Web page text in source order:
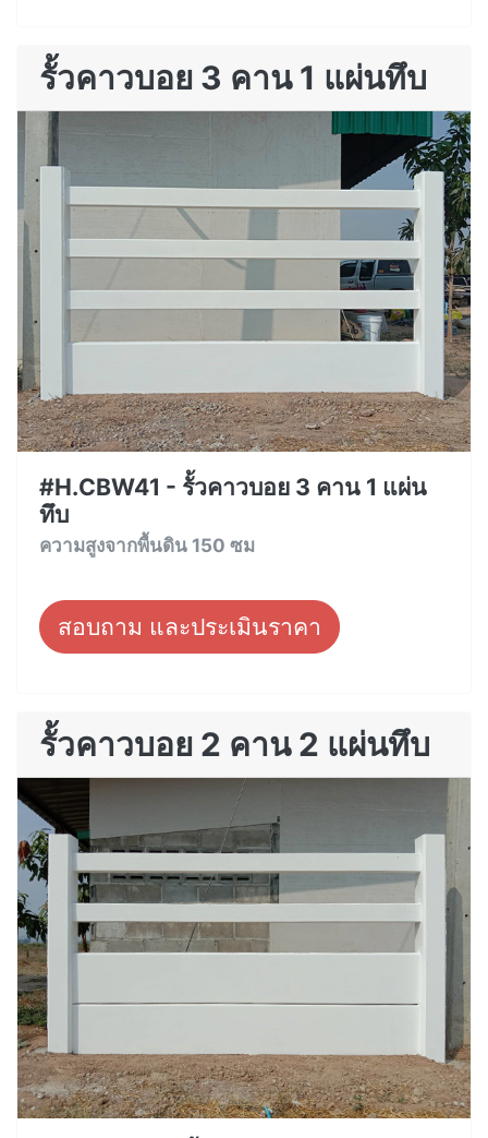
รั้วคาวบอย 3 คาน 1 แผ่นทึบ
#H.CBW41 - รั้วคาวบอย 3 คาน 1 แผ่น
ทึบ
ความสูงจากพื้นดิน 150 ซม
สอบถาม และประเมินราคา
รั้วคาวบอย 2 คาน 2 แผ่นทึบ